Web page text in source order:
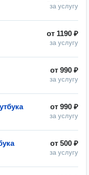
за услугу
от 1190 ₽
за услугу
от 990 ₽
за услугу
от 990 ₽
за услугу
от 500 ₽
за услугу